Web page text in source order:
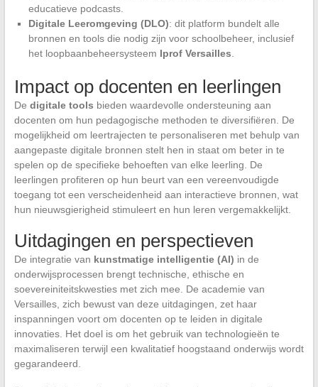
educatieve podcasts.
Digitale Leeromgeving (DLO): dit platform bundelt alle
bronnen en tools die nodig zijn voor schoolbeheer, inclusief
het loopbaanbeheersysteem Iprof Versailles
Impact op docenten en leerlingen
De digitale tools bieden waardevolle ondersteuning aan
docenten om hun pedagogische methoden te diversifiëren. De
mogelijkheid om leertrajecten te personaliseren met behulp van
aangepaste digitale bronnen stelt hen in staat om beter in te
spelen op de specifieke behoeften van elke leerling. De
leerlingen profiteren op hun beurt van een vereenvoudigde
toegang tot een verscheidenheid aan interactieve bronnen, wat
hun nieuwsgierigheid stimuleert en hun leren vergemakkelijkt.
Uitdagingen en perspectieven
De integratie van kunstmatige intelligentie (AI) in de
onderwijsprocessen brengt technische, ethische en
soevereiniteitskwesties met zich mee. De academie van
Versailles, zich bewust van deze uitdagingen, zet haar
inspanningen voort om docenten op te leiden in digitale
innovaties. Het doel is om het gebruik van technologieën te
maximaliseren terwijl een kwalitatief hoogstaand onderwijs wordt
gegarandeerd.